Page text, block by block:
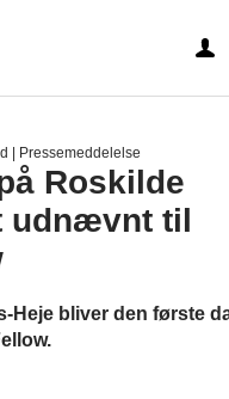
| Pressemeddelelse
Roskilde
udnævnt til
Heje bliver den første